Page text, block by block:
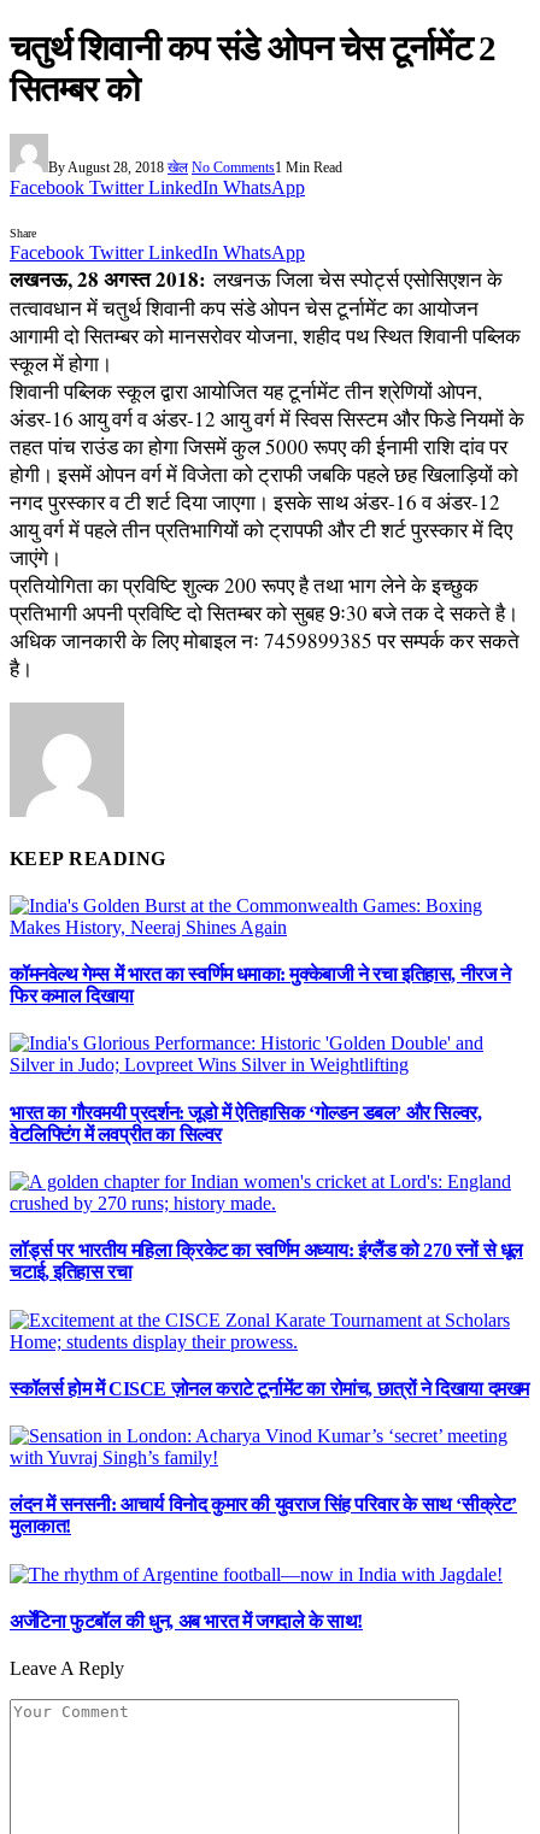
चतुर्थ शिवानी कप संडे ओपन चेस टूर्नामेंट 2
सितम्बर को
ByAugust 28, 2018 खेल No Comments1 Min Read
Facebook Twitter LinkedIn WhatsApp
Share
Facebook Twitter LinkedIn WhatsApp
लखनऊ, 28 अगस्त 2018:लखनऊ जिला चेस स्पोर्ट्स एसोसिएशन के
तत्वावधान में चतुर्थ शिवानी कप संडे ओपन चेस टूर्नामेंट का आयोजन
आगामी दो सितम्बर को मानसरोवर योजना, शहीद पथ स्थित शिवानी पब्लिक
स्कूल में होगा।
शिवानी पब्लिक स्कूल द्वारा आयोजित यह टूर्नामेंट तीन श्रेणियों ओपन,
अंडर-16 आयु वर्ग व अंडर-12 आयु वर्ग में स्विस सिस्टम और फिडे नियमों के
तहत पांच राउंड का होगा जिसमें कुल 5000 रूपए की ईनामी राशि दांव पर
होगी। इसमें ओपन वर्ग में विजेता को ट्राफी जबकि पहले छह खिलाड़ियों को
नगद पुरस्कार व टी शर्ट दिया जाएगा। इसके साथ अंडर-16 व अंडर-12
आयु वर्ग में पहले तीन प्रतिभागियों को ट्रापफी और टी शर्ट पुरस्कार में दिए
जाएंगे।
प्रतियोगिता का प्रविष्टि शुल्क 200 रूपए है तथा भाग लेने के इच्छुक
प्रतिभागी अपनी प्रविष्टि दो सितम्बर को सुबह 9ः30 बजे तक दे सकते है।
अधिक जानकारी के लिए मोबाइल नः 7459899385 पर सम्पर्क कर सकते
है।
KEEP READING
कॉमनवेल्थ गेम्स में भारत का स्वर्णिम धमाका: मुक्केबाजी ने रचा इतिहास, नीरज ने
फिर कमाल दिखाया
भारत का गौरवमयी प्रदर्शन: जूडो में ऐतिहासिक ‘गोल्डन डबल’ और सिल्वर,
वेटलिफ्टिंग में लवप्रीत का सिल्वर
लॉर्ड्स पर भारतीय महिला क्रिकेट का स्वर्णिम अध्याय: इंग्लैंड को 270 रनों से धूल
चटाई, इतिहास रचा
स्कॉलर्स होम में CISCE ज़ोनल कराटे टूर्नामेंट का रोमांच, छात्रों ने दिखाया दमखम
लंदन में सनसनी: आचार्य विनोद कुमार की युवराज सिंह परिवार के साथ ‘सीक्रेट’
मुलाकात!
अर्जेंटिना फुटबॉल की धुन, अब भारत में जगदाले के साथ!
Leave A Reply